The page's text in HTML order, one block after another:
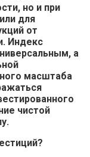
но и при
для
от
Индекс
а
масштаба
чистой